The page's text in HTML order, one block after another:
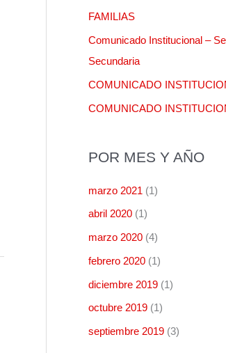
p
FAMILIAS
Comunicado Institucional –
Secundaria
COMUNICADO
COMUNICADO
POR MES Y AÑO
marzo 2021 (1)
abril 2020 (1)
marzo 2020 (4)
febrero 2020 (1)
diciembre 2019 (1)
octubre 2019 (1)
septiembre 2019 (3)